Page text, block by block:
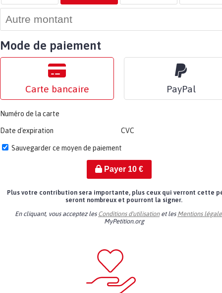
Mode de paiement
Carte bancaire PayPal
Numéro de la carte
Date d'expiration CVC
Sauvegarder ce moyen de paiement
Payer 10€
Plus votre contribution sera importante, plus ceux qui verront cette
seront nombreux et pourront la signer.
En cliquant, vous acceptez les Conditions d'utilisationet les Mentions
MyPetition.org